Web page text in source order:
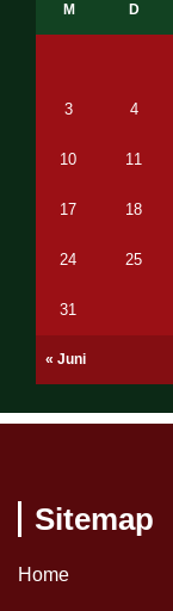
M D
« Juni
3 4
10 11
17 18
24 25
31
Sitemap
Home